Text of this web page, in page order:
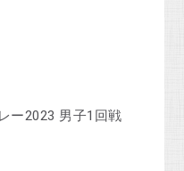
ー2023 男子1回戦